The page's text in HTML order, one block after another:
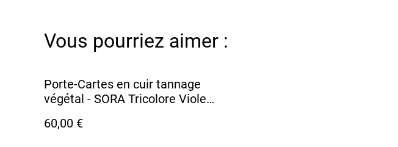
Vous pourriez aimer :
Porte-Cartes en cuir tannage
végétal - SORA Tricolore Violet
60,00 €